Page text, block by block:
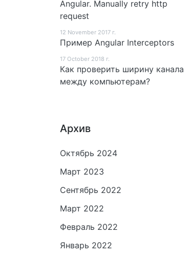
Angular. Manually retry http
request
12 November 2017 г.
Пример Angular Interceptors
17 October 2018 г.
Как проверить ширину канала
между компьютерам?
Архив
Октябрь 2024
Март 2023
Сентябрь 2022
Март 2022
Февраль 2022
Январь 2022